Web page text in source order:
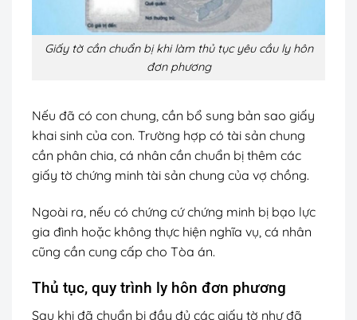
Giấy tờ cần chuẩn bị khi làm thủ tục yêu cầu ly hôn
đơn phương
Nếu đã có con chung, cần bổ sung bản sao giấy
khai sinh của con. Trường hợp có tài sản chung
cần phân chia, cá nhân cần chuẩn bị thêm các
giấy tờ chứng minh tài sản chung của vợ chồng.
Ngoài ra, nếu có chứng cứ chứng minh bị bạo lực
gia đình hoặc không thực hiện nghĩa vụ, cá nhân
cũng cần cung cấp cho Tòa án.
Thủ tục, quy trình ly hôn đơn phương
Sau khi đã chuẩn bị đầy đủ các giấy tờ như đã